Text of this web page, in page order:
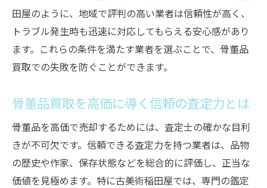
傷や汚れのある骨董品買取の現状と実例
状態が悪い骨董品買取に応じる業者の特長
骨董品買取はダメージ品も高価になる理由
価値が下がらない骨董品買取の相談ポイン
古美術稲田屋による丁寧な評価の魅力
骨董品買取で評価される古美術稲田屋の強
み
田屋のように、地域で評判の高い業者は信頼性が高く、
トラブル発生時も迅速に対応してもらえる安心感があり
ます。これらの条件を満たす業者を選ぶことで、骨董品
買取での失敗を防ぐことができます。
骨董品買取を高価に導く信頼の査定力とは
骨董品を高価で売却するためには、査定士の確かな目利
きが不可欠です。信頼できる査定力を持つ業者は、品物
の歴史や作家、保存状態などを総合的に評価し、正当な
価値を見極めます。特に古美術稲田屋では、専門の鑑定